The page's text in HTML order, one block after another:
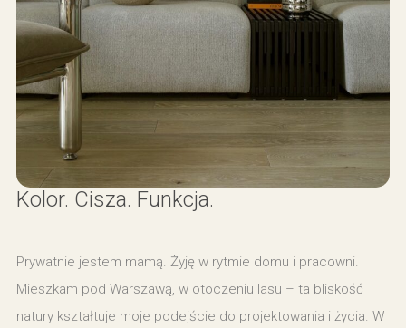
Kolor. Cisza. Funkcja.
Prywatnie jestem mamą. Żyję w rytmie domu i pracowni.
Mieszkam pod Warszawą, w otoczeniu lasu – ta bliskość
natury kształtuje moje podejście do projektowania i życia. W